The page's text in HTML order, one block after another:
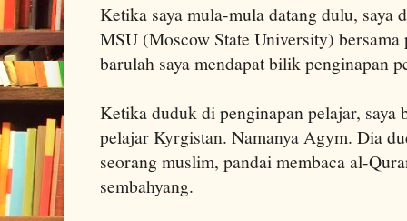
Ketika saya mula-mula datang dulu,
MSU (Moscow State University) bersama
barulah saya mendapat bilik penginapan
Ketika duduk di penginapan pelajar, saya
pelajar Kyrgistan. Namanya Agym. Dia
seorang muslim, pandai membaca al-
sembahyang.